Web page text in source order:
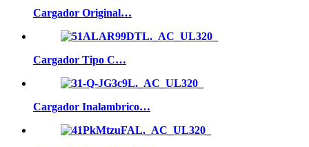
Cargador Original…
Cargador Tipo C…
Cargador Inalambrico…